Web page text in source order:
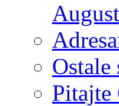
Ostale
Pitajte